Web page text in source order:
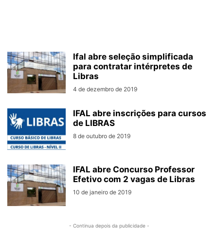
Ifal abre seleção simplificada
para contratar intérpretes de
Libras
4 de dezembro de 2019
IFAL abre inscrições para cursos
de LIBRAS
8 de outubro de 2019
IFAL abre Concurso Professor
Efetivo com 2 vagas de Libras
10 de janeiro de 2019
- Continua depois da publicidade -